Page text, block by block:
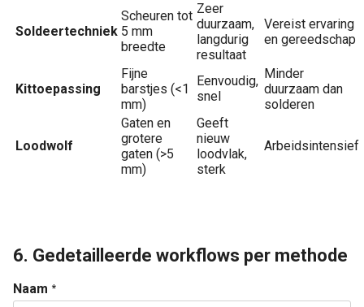
Soldeertechniek
Scheuren tot
5 mm
breedte
Zeer
duurzaam,
langdurig
resultaat
Vereist ervaring
en gereedschap
Kittoepassing
Fijne
barstjes (<1
mm)
Eenvoudig,
snel
Minder
duurzaam dan
solderen
Loodwolf
Gaten en
grotere
gaten (>5
mm)
Geeft
nieuw
loodvlak,
sterk
Arbeidsintensief
6. Gedetailleerde workflows per methode
Naam *